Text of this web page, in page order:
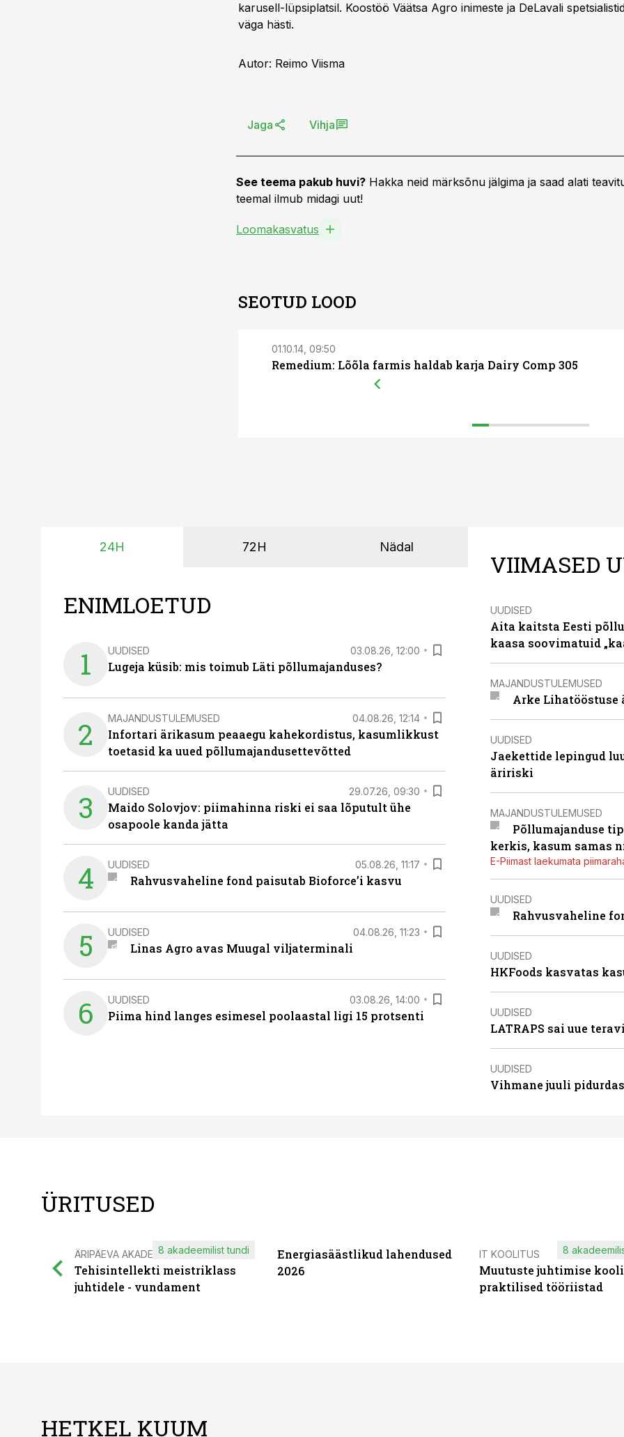
karusell-lüpsiplatsil. Koostöö Väätsa Agro inimeste ja DeLavali
väga hästi.
Autor: Reimo Viisma
Jaga Vihja
See teema pakub huvi? Hakka neid märksõnu jälgima ja saad alati
teemal ilmub midagi uut!
Loomakasvatus
SEOTUD LOOD
01.10.14, 09:50
Remedium: Lõõla farmis haldab karja Dairy Comp 305
24H 72H Nädal
ENIMLOETUD
1 UUDISED 03.08.26, 12:00
Lugeja küsib: mis toimub Läti põllumajanduses?
2 MAJANDUSTULEMUSED 04.08.26, 12:14
Infortari ärikasum peaaegu kahekordistus, kasumlikkust
toetasid ka uued põllumajandusettevõtted
3 UUDISED 29.07.26, 09:30
Maido Solovjov: piimahinna riski ei saa lõputult ühe
osapoole kanda jätta
4 UUDISED 05.08.26, 11:17
Rahvusvaheline fond paisutab Bioforce’i kasvu
5 UUDISED 04.08.26, 11:23
Linas Agro avas Muugal viljaterminali
6 UUDISED 03.08.26, 14:00
Piima hind langes esimesel poolaastal ligi 15 protsenti
VIIMASED
UUDISED
Aita kaitsta Eesti
kaasa soovimatuid
MAJANDUSTULEMUSED
Arke Lihatööstuse
UUDISED
Jaekettide lepingud
äririski
MAJANDUSTULEMUSED
Põllumajanduse
kerkis, kasum samas
E-Piimast laekumata
UUDISED
Rahvusvaheline
UUDISED
HKFoods kasvatas
UUDISED
LATRAPS sai uue
UUDISED
Vihmane juuli
ÜRITUSED
ÄRIPÄEVA AKADEEMIA
Tehisintellekti meistriklass
juhtidele - vundament
8 akadeemilist tundi
Energiasäästlikud lahendused
2026
IT KOOLITUS
Muutuste juhtimise
praktilised tööriistad
8
HETKEL KUUM